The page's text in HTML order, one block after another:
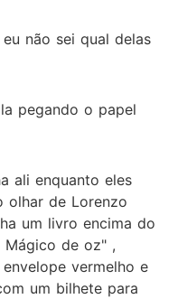
não sei qual delas
pegando o papel
ali enquanto eles
olhar de Lorenzo
um livro encima do
de oz" ,
vermelho e
um bilhete para